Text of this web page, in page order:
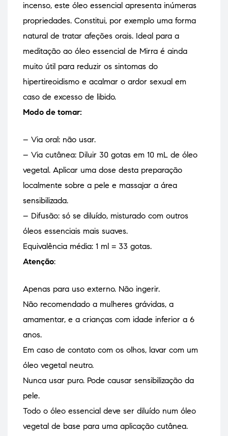
incenso, este óleo essencial apresenta inúmeras
propriedades. Constitui, por exemplo uma forma
natural de tratar afeções orais. Ideal para a
meditação ao óleo essencial de Mirra é ainda
muito útil para reduzir os sintomas do
hipertireoidismo e acalmar o ardor sexual em
caso de excesso de libido.
Modo de tomar:
– Via oral: não usar.
– Via cutânea: Diluir 30 gotas em 10 mL de óleo
vegetal. Aplicar uma dose desta preparação
localmente sobre a pele e massajar a área
sensibilizada.
– Difusão: só se diluído, misturado com outros
óleos essenciais mais suaves.
Equivalência média: 1 ml = 33 gotas.
Atenção:
Apenas para uso externo. Não ingerir.
Não recomendado a mulheres grávidas, a
amamentar, e a crianças com idade inferior a 6
anos.
Em caso de contato com os olhos, lavar com um
óleo vegetal neutro.
Nunca usar puro. Pode causar sensibilização da
pele.
Todo o óleo essencial deve ser diluído num óleo
vegetal de base para uma aplicação cutânea.